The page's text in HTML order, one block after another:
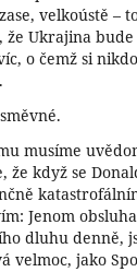
velkoústě –
Ukrajina
o čemž si
musíme
že když se
Jenom
dluhu denně,
velmoc, jako